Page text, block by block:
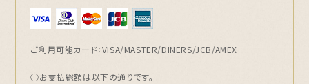
ご利用可能カード：VISA/MASTER/DINERS/JCB/AMEX
○お支払総額は以下の通りです。